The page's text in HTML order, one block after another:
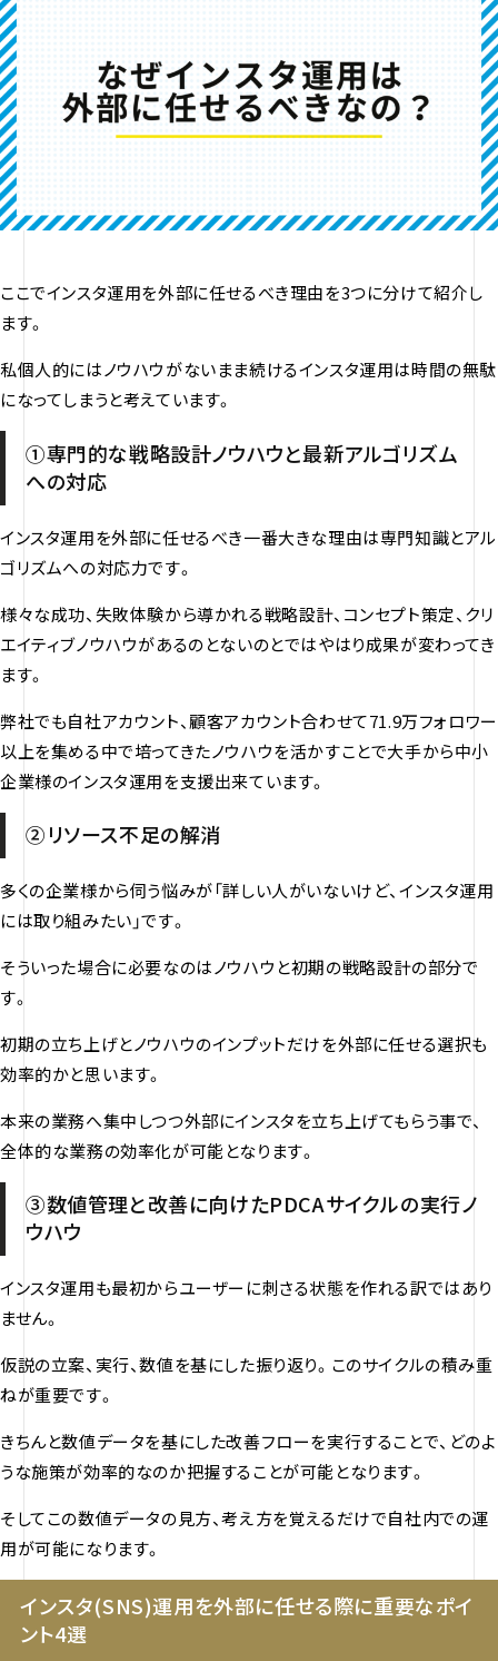
ここでインスタ運用を外部に任せるべき理由を3つに分けて紹介し
ます。
私個人的にはノウハウがないまま続けるインスタ運用は時間の無駄
になってしまうと考えています。
①専門的な戦略設計ノウハウと最新アルゴリズム
への対応
インスタ運用を外部に任せるべき一番大きな理由は専門知識とアル
ゴリズムへの対応力です。
様々な成功、失敗体験から導かれる戦略設計、コンセプト策定、クリ
エイティブノウハウがあるのとないのとではやはり成果が変わってき
ます。
弊社でも自社アカウント、顧客アカウント合わせて71.9万フォロワー
以上を集める中で培ってきたノウハウを活かすことで大手から中小
企業様のインスタ運用を支援出来ています。
②リソース不足の解消
多くの企業様から伺う悩みが「詳しい人がいないけど、インスタ運用
には取り組みたい」です。
そういった場合に必要なのはノウハウと初期の戦略設計の部分で
す。
初期の立ち上げとノウハウのインプットだけを外部に任せる選択も
効率的かと思います。
本来の業務へ集中しつつ外部にインスタを立ち上げてもらう事で、
全体的な業務の効率化が可能となります。
③数値管理と改善に向けたPDCAサイクルの実行ノ
ウハウ
インスタ運用も最初からユーザーに刺さる状態を作れる訳ではあり
ません。
仮説の立案、実行、数値を基にした振り返り。このサイクルの積み重
ねが重要です。
きちんと数値データを基にした改善フローを実行することで、どのよ
うな施策が効率的なのか把握することが可能となります。
そしてこの数値データの見方、考え方を覚えるだけで自社内での運
用が可能になります。
インスタ(SNS)運用を外部に任せる際に重要なポイ
ント4選